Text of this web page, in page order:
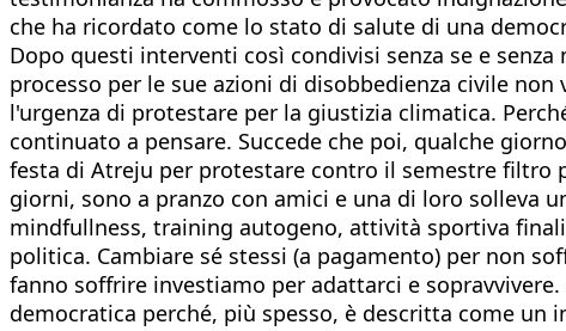
che ha ricordato come lo stato di salute di una
Dopo questi interventi così condivisi senza se e
processo per le sue azioni di disobbedienza civile
l'urgenza di protestare per la giustizia climatica.
continuato a pensare. Succede che poi, qualche
festa di Atreju per protestare contro il semestre filtro
giorni, sono a pranzo con amici e una di loro solleva
mindfullness, training autogeno, attività sportiva
politica. Cambiare sé stessi (a pagamento) per non
fanno soffrire investiamo per adattarci e
democratica perché, più spesso, è descritta come